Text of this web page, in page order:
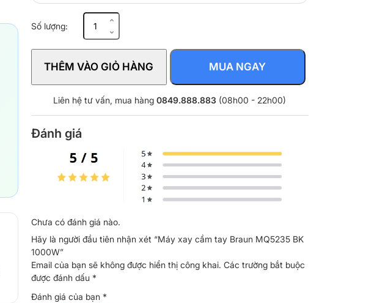
Số lượng:
Máy
xay
Braun
MQ5235
BK
1000W
lượng
THÊM VÀO GIỎ HÀNG MUA NGAY
Liên hệ tư vấn, mua hàng 0849.888.883 (08h00 - 22h00)
Đánh giá
Chưa có đánh giá nào.
Hãy là người đầu tiên nhận xét “Máy xay cầm tay Braun MQ5235 BK
1000W”
Email của bạn sẽ không được hiển thị công khai. Các trường bắt buộc
được đánh dấu *
Đánh giá của bạn *